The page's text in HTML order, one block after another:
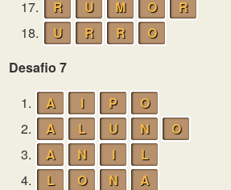
17. R U M O
R
18.
U R R
O
Desafio 7
1.
A I P
O
2.
A L U N
O
3.
A N I
L
4.
L O N
A